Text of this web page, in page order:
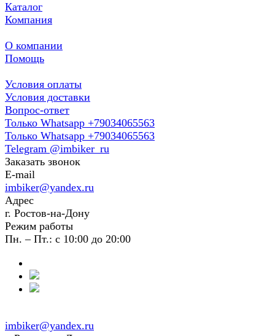
Каталог
Компания
О компании
Помощь
Условия оплаты
Условия доставки
Вопрос-ответ
Только Whatsapp +79034065563
Только Whatsapp +79034065563
Telegram @imbiker_ru
Заказать звонок
E-mail
imbiker@yandex.ru
Адрес
г. Ростов-на-Дону
Режим работы
Пн. – Пт.: с 10:00 до 20:00
imbiker@yandex.ru